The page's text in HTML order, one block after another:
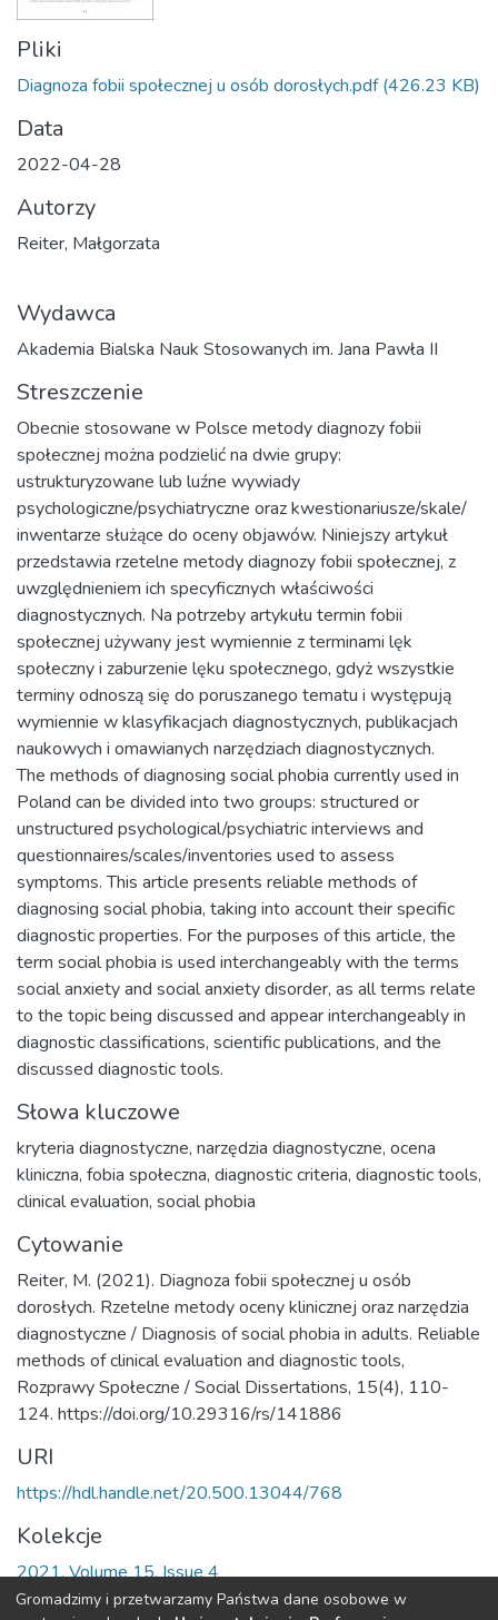
Pliki
Diagnoza fobii społecznej u osób dorosłych.pdf (426.23 KB)
Data
2022-04-28
Autorzy
Reiter, Małgorzata
Wydawca
Akademia Bialska Nauk Stosowanych im. Jana Pawła II
Streszczenie
Obecnie stosowane w Polsce metody diagnozy fobii
społecznej można podzielić na dwie grupy:
ustrukturyzowane lub luźne wywiady
psychologiczne/psychiatryczne oraz kwestionariusze/skale/
inwentarze służące do oceny objawów. Niniejszy artykuł
przedstawia rzetelne metody diagnozy fobii społecznej, z
uwzględnieniem ich specyficznych właściwości
diagnostycznych. Na potrzeby artykułu termin fobii
społecznej używany jest wymiennie z terminami lęk
społeczny i zaburzenie lęku społecznego, gdyż wszystkie
terminy odnoszą się do poruszanego tematu i występują
wymiennie w klasyfikacjach diagnostycznych, publikacjach
naukowych i omawianych narzędziach diagnostycznych.
The methods of diagnosing social phobia currently used in
Poland can be divided into two groups: structured or
unstructured psychological/psychiatric interviews and
questionnaires/scales/inventories used to assess
symptoms. This article presents reliable methods of
diagnosing social phobia, taking into account their specific
diagnostic properties. For the purposes of this article, the
term social phobia is used interchangeably with the terms
social anxiety and social anxiety disorder, as all terms relate
to the topic being discussed and appear interchangeably in
diagnostic classifications, scientific publications, and the
discussed diagnostic tools.
Słowa kluczowe
kryteria diagnostyczne, narzędzia diagnostyczne, ocena
kliniczna, fobia społeczna, diagnostic criteria, diagnostic tools,
clinical evaluation, social phobia
Cytowanie
Reiter, M. (2021). Diagnoza fobii społecznej u osób
dorosłych. Rzetelne metody oceny klinicznej oraz narzędzia
diagnostyczne / Diagnosis of social phobia in adults. Reliable
methods of clinical evaluation and diagnostic tools,
Rozprawy Społeczne / Social Dissertations, 15(4), 110-
124. https://doi.org/10.29316/rs/141886
URI
https://hdl.handle.net/20.500.13044/768
Kolekcje
2021, Volume 15, Issue 4
Gromadzimy i przetwarzamy Państwa dane osobowe w